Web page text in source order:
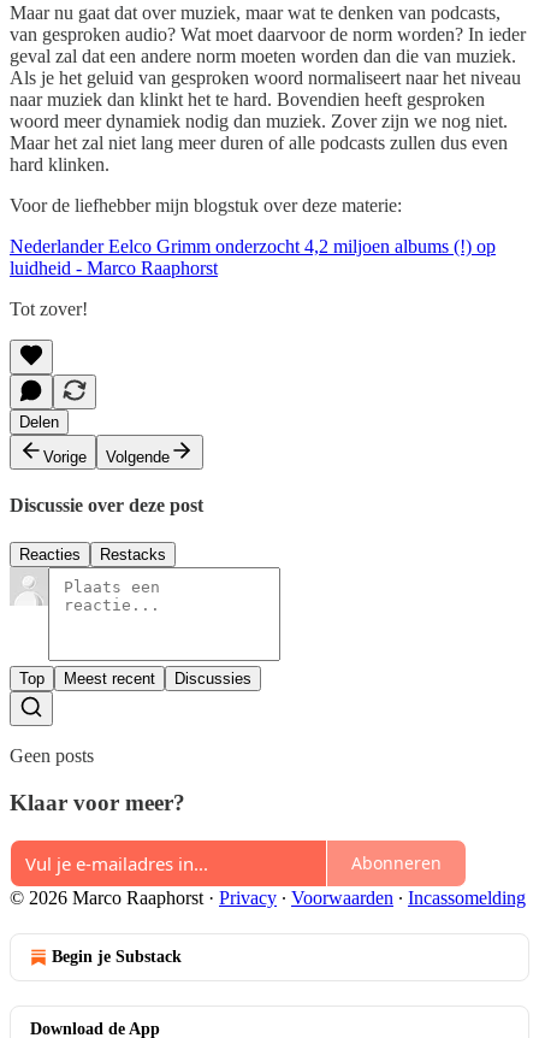
Maar nu gaat dat over muziek, maar wat te denken van podcasts,
van gesproken audio? Wat moet daarvoor de norm worden? In ieder
geval zal dat een andere norm moeten worden dan die van muziek.
Als je het geluid van gesproken woord normaliseert naar het niveau
naar muziek dan klinkt het te hard. Bovendien heeft gesproken
woord meer dynamiek nodig dan muziek. Zover zijn we nog niet.
Maar het zal niet lang meer duren of alle podcasts zullen dus even
hard klinken.
Voor de liefhebber mijn blogstuk over deze materie:
Nederlander Eelco Grimm onderzocht 4,2 miljoen albums (!) op
luidheid - Marco Raaphorst
Tot zover!
Delen
Vorige
Volgende
Discussie over deze post
Reacties Restacks
Top Meest recent Discussies
Geen posts
Klaar voor meer?
Abonneren
© 2026 Marco Raaphorst · Privacy ∙ Voorwaarden ∙ Incassomelding
Begin je Substack
Download de App